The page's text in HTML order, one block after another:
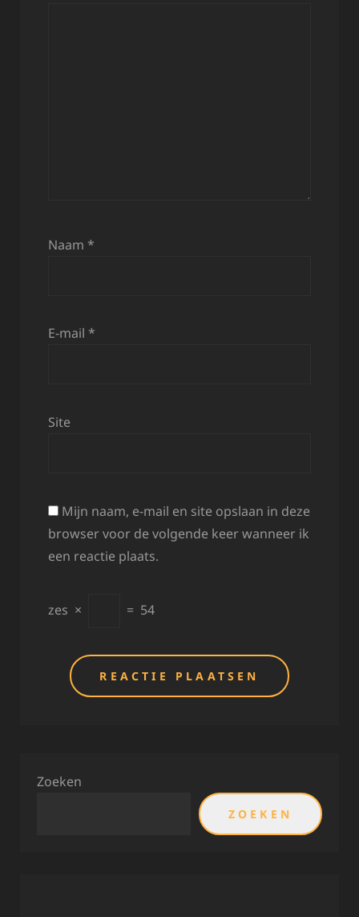
Naam *
E-mail *
Site
Mijn naam, e-mail en site opslaan in deze
browser voor de volgende keer wanneer ik
een reactie plaats.
zes × = 54
Zoeken
ZOEKEN